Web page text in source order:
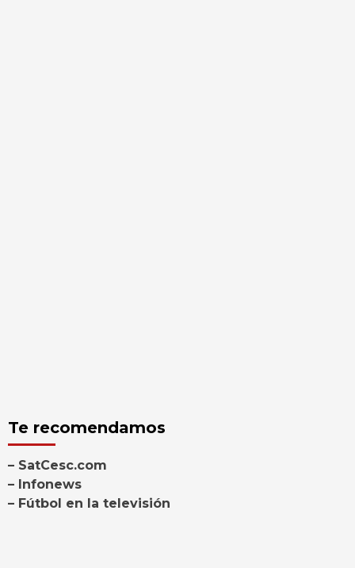
Te recomendamos
– SatCesc.com
– Infonews
– Fútbol en la televisión